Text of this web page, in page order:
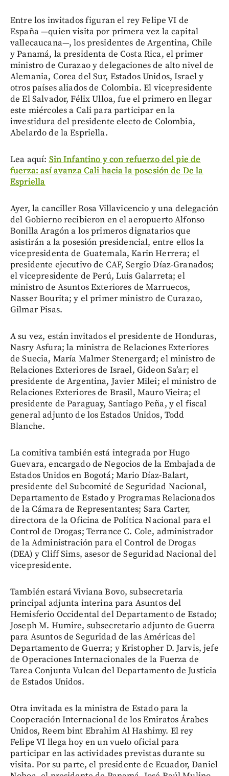
Entre los invitados figuran el rey Felipe VI de
España —quien visita por primera vez la capital
vallecaucana—, los presidentes de Argentina, Chile
y Panamá, la presidenta de Costa Rica, el primer
ministro de Curazao y delegaciones de alto nivel de
Alemania, Corea del Sur, Estados Unidos, Israel y
otros países aliados de Colombia. El vicepresidente
de El Salvador, Félix Ulloa, fue el primero en llegar
este miércoles a Cali para participar en la
investidura del presidente electo de Colombia,
Abelardo de la Espriella.
Lea aquí: Sin Infantino y con refuerzo del pie de
fuerza: así avanza Cali hacia la posesión de De la
Espriella
Ayer, la canciller Rosa Villavicencio y una delegación
del Gobierno recibieron en el aeropuerto Alfonso
Bonilla Aragón a los primeros dignatarios que
asistirán a la posesión presidencial, entre ellos la
vicepresidenta de Guatemala, Karin Herrera; el
presidente ejecutivo de CAF, Sergio Díaz-Granados;
el vicepresidente de Perú, Luis Galarreta; el
ministro de Asuntos Exteriores de Marruecos,
Nasser Bourita; y el primer ministro de Curazao,
Gilmar Pisas.
A su vez, están invitados el presidente de Honduras,
Nasry Asfura; la ministra de Relaciones Exteriores
de Suecia, María Malmer Stenergard; el ministro de
Relaciones Exteriores de Israel, Gideon Sa’ar; el
presidente de Argentina, Javier Milei; el ministro de
Relaciones Exteriores de Brasil, Mauro Vieira; el
presidente de Paraguay, Santiago Peña, y el fiscal
general adjunto de los Estados Unidos, Todd
Blanche.
La comitiva también está integrada por Hugo
Guevara, encargado de Negocios de la Embajada de
Estados Unidos en Bogotá; Mario Díaz-Balart,
presidente del Subcomité de Seguridad Nacional,
Departamento de Estado y Programas Relacionados
de la Cámara de Representantes; Sara Carter,
directora de la Oficina de Política Nacional para el
Control de Drogas; Terrance C. Cole, administrador
de la Administración para el Control de Drogas
(DEA) y Cliff Sims, asesor de Seguridad Nacional del
vicepresidente.
También estará Viviana Bovo, subsecretaria
principal adjunta interina para Asuntos del
Hemisferio Occidental del Departamento de Estado;
Joseph M. Humire, subsecretario adjunto de Guerra
para Asuntos de Seguridad de las Américas del
Departamento de Guerra; y Kristopher D. Jarvis, jefe
de Operaciones Internacionales de la Fuerza de
Tarea Conjunta Vulcan del Departamento de Justicia
de Estados Unidos.
Otra invitada es la ministra de Estado para la
Cooperación Internacional de los Emiratos Árabes
Unidos, Reem bint Ebrahim Al Hashimy. El rey
Felipe VI llega hoy en un vuelo oficial para
participar en las actividades previstas durante su
visita. Por su parte, el presidente de Ecuador, Daniel